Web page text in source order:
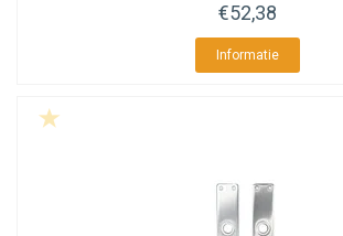
€52,38
Informatie